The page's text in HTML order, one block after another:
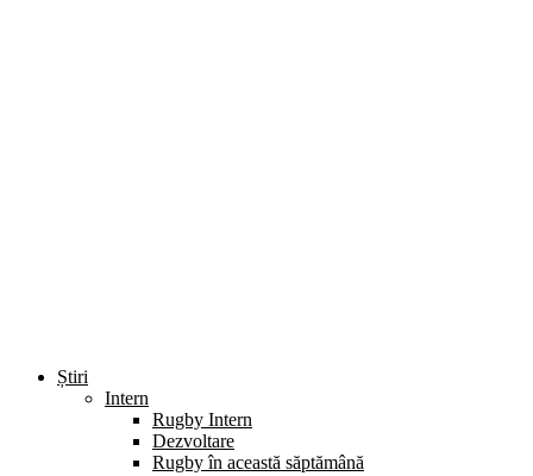
Știri
Intern
Rugby Intern
Dezvoltare
Rugby în această săptămână